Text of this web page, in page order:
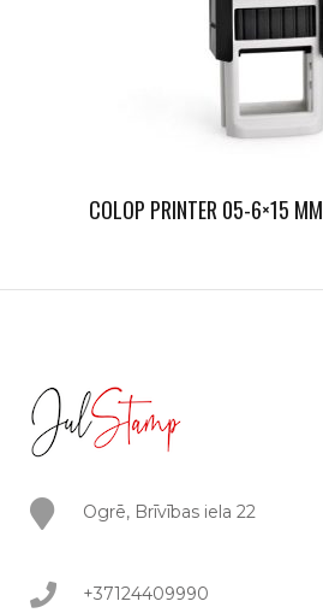
COLOP PRINTER 05-6×15 MM
Ogrē, Brīvības iela 22
+37124409990